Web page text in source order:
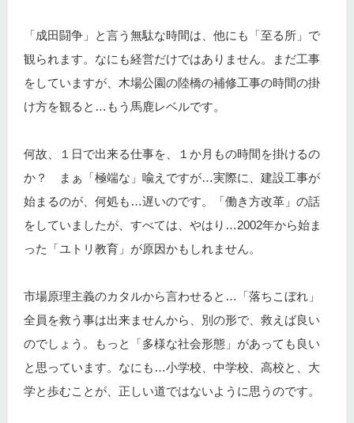
「成田闘争」と言う無駄な時間は、他にも「至る所」で
観られます。なにも経営だけではありません。まだ工事
をしていますが、木場公園の陸橋の補修工事の時間の掛
け方を観ると…もう馬鹿レベルです。
何故、１日で出来る仕事を、１か月もの時間を掛けるの
か？ まぁ「極端な」喩えですが…実際に、建設工事が
始まるのが、何処も…遅いのです。「働き方改革」の話
をしていましたが、すべては、やはり…2002年から始ま
った「ユトリ教育」が原因かもしれません。
市場原理主義のカタルから言わせると…「落ちこぼれ」
全員を救う事は出来ませんから、別の形で、救えば良い
のでしょう。もっと「多様な社会形態」があっても良い
と思っています。なにも…小学校、中学校、高校と、大
学と歩むことが、正しい道ではないように思うのです。